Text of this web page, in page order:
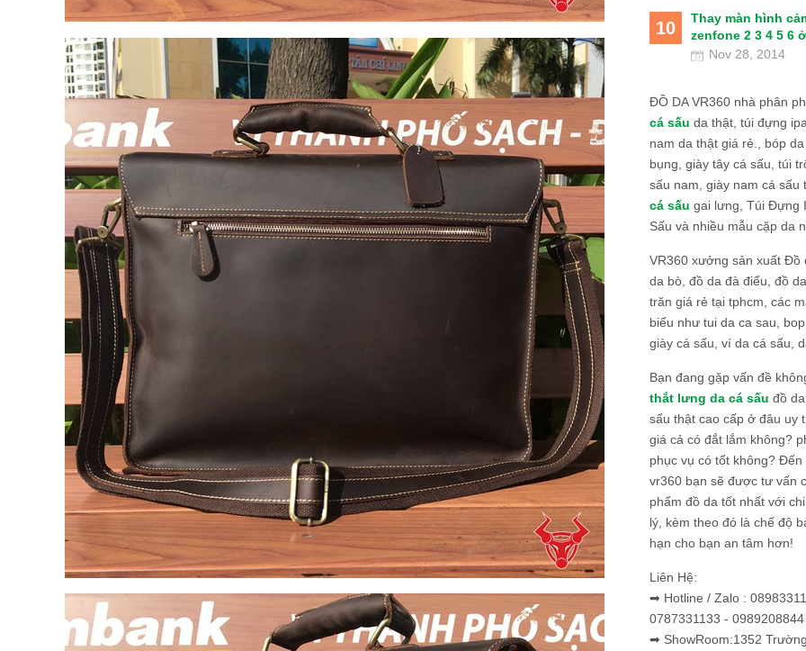
10
Thay màn hình
zenfone 2 3 4 5 6
Nov 28, 2014
ĐỒ DA VR360 nhà phân
cá sấu da thật, túi đựng
nam da thật giá rẻ., bóp
bụng, giày tây cá sấu, túi
sấu nam, giày nam cá sấu
cá sấu gai lưng, Túi Đựng
Sấu và nhiều mẫu cặp da
VR360 xưởng sản xuất Đồ
da bò, đồ da đà điểu, đồ
trăn giá rẻ tại tphcm, các
biểu như tui da ca sau,
giày cá sấu, ví da cá sấu,
Bạn đang gặp vấn đề
thắt lưng da cá sấu đồ
sấu thật cao cấp ở đâu uy
giá cả có đắt lắm không?
phục vụ có tốt không?
vr360 bạn sẽ được tư vấn
phẩm đồ da tốt nhất với
lý, kèm theo đó là chế độ
hạn cho bạn an tâm hơn!
Liên Hệ:
➡ Hotline / Zalo :
0787331133 - 0989208844
➡ ShowRoom:1352